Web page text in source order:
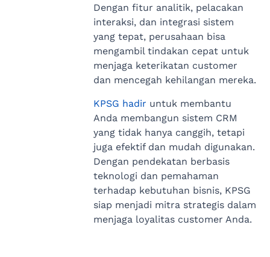
Dengan fitur analitik, pelacakan
interaksi, dan integrasi sistem
yang tepat, perusahaan bisa
mengambil tindakan cepat untuk
menjaga keterikatan customer
dan mencegah kehilangan mereka.
KPSG hadir untuk membantu
Anda membangun sistem CRM
yang tidak hanya canggih, tetapi
juga efektif dan mudah digunakan.
Dengan pendekatan berbasis
teknologi dan pemahaman
terhadap kebutuhan bisnis, KPSG
siap menjadi mitra strategis dalam
menjaga loyalitas customer Anda.